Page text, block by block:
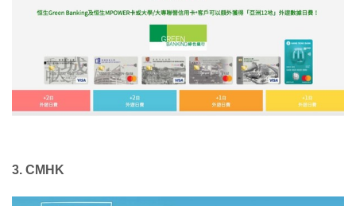
3. CMHK